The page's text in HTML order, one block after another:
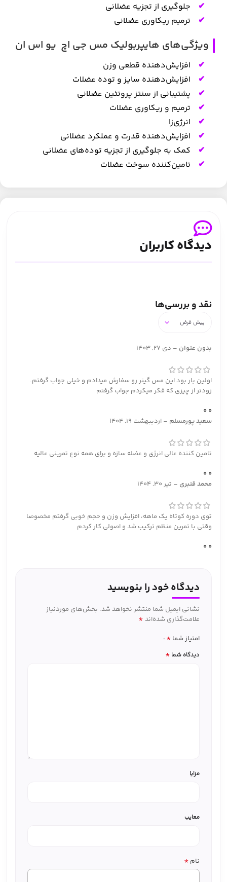
جلوگیری از تجزیه عضلانی
ترمیم ریکاوری عضلانی
ویژگی‌های هایپربولیک مس جی اچ یو اس ان
افزایش‌دهنده قطعی وزن
افزایش‌دهنده سایز و توده عضلات
پشتیبانی از سنتز پروتئین عضلانی
ترمیم و ریکاوری عضلات
انرژی‌زا
افزایش‌دهنده قدرت و عملکرد عضلانی
کمک به جلوگیری از تجزیه توده‌های عضلانی
تامین‌کننده سوخت عضلات
دیدگاه کاربران
نقد و بررسی‌ها
بدون عنوان – دی 27, 1403
اولین بار بود این مس گینر رو سفارش میدادم و خیلی جواب گرفتم.
زودتر از چیزی که فکر میکردم جواب گرفتم
0
0
سعید پورمسلم – اردیبهشت 19, 1404
تامین کننده عالی انرژی و عضله سازه و برای همه نوع تمرینی عالیه
0
0
محمد قنبری – تیر 30, 1404
توی دوره کوتاه یک ماهه، افزایش وزن و حجم خوبی گرفتم مخصوصا
وقتی با تمرین منظم ترکیب شد و اصولی کار کردم
0
0
دیدگاه خود را بنویسید
نشانی ایمیل شما منتشر نخواهد شد. بخش‌های موردنیاز
علامت‌گذاری شده‌اند *
امتیاز شما *
دیدگاه شما *
مزایا
معایب
نام *